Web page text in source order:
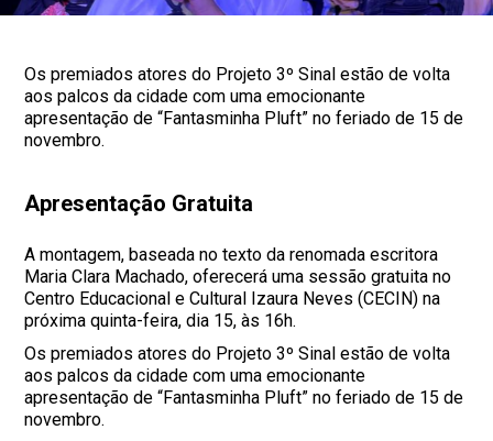
Os premiados atores do Projeto 3º Sinal estão de volta
aos palcos da cidade com uma emocionante
apresentação de “Fantasminha Pluft” no feriado de 15 de
novembro.
Apresentação Gratuita
A montagem, baseada no texto da renomada escritora
Maria Clara Machado, oferecerá uma sessão gratuita no
Centro Educacional e Cultural Izaura Neves (CECIN) na
próxima quinta-feira, dia 15, às 16h.
Os premiados atores do Projeto 3º Sinal estão de volta
aos palcos da cidade com uma emocionante
apresentação de “Fantasminha Pluft” no feriado de 15 de
novembro.